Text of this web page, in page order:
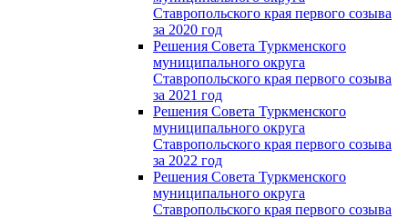
Ставропольского края первого созыва
за 2020 год
Решения Совета Туркменского
муниципального округа
Ставропольского края первого созыва
за 2021 год
Решения Совета Туркменского
муниципального округа
Ставропольского края первого созыва
за 2022 год
Решения Совета Туркменского
муниципального округа
Ставропольского края первого созыва